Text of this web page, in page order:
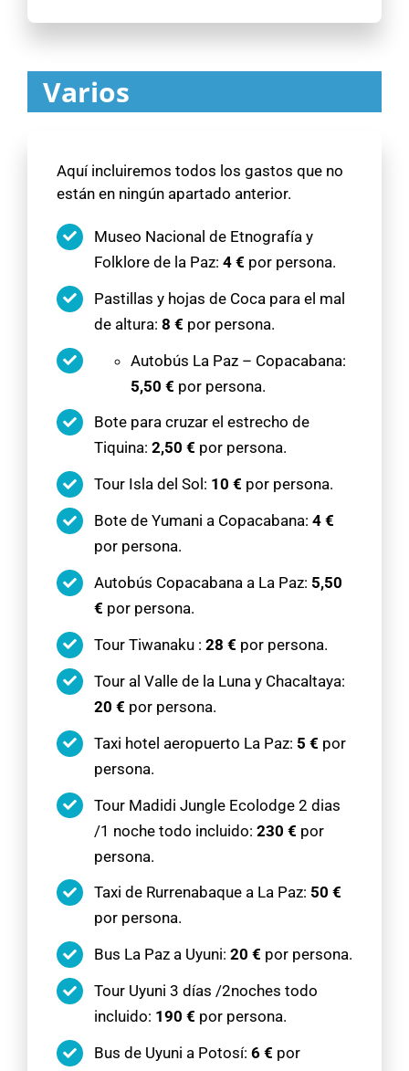
Varios
Aquí incluiremos todos los gastos que no
están en ningún apartado anterior.
Museo Nacional de Etnografía y
Folklore de la Paz: 4 € por persona.
Pastillas y hojas de Coca para el mal
de altura: 8 € por persona.
Autobús La Paz – Copacabana:
5,50 € por persona.
Bote para cruzar el estrecho de
Tiquina: 2,50 € por persona.
Tour Isla del Sol: 10 € por persona.
Bote de Yumani a Copacabana: 4 €
por persona.
Autobús Copacabana a La Paz: 5,50
€ por persona.
Tour Tiwanaku : 28 € por persona.
Tour al Valle de la Luna y Chacaltaya:
20 € por persona.
Taxi hotel aeropuerto La Paz: 5 € por
persona.
Tour Madidi Jungle Ecolodge 2 dias
/1 noche todo incluido: 230 € por
persona.
Taxi de Rurrenabaque a La Paz: 50 €
por persona.
Bus La Paz a Uyuni: 20 € por persona.
Tour Uyuni 3 días /2noches todo
incluido: 190 € por persona.
Bus de Uyuni a Potosí: 6 € por